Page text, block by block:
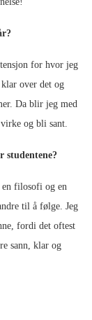
for hvor jeg
over det og
Da blir jeg med
og bli sant.
studentene?
en filosofi og en
til å følge. Jeg
fordi det oftest
sann, klar og